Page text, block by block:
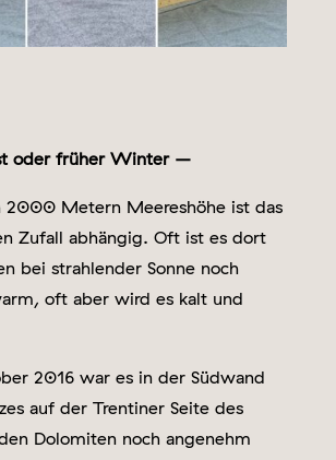
oder früher Winter –
2000 Metern Meereshöhe ist das
Zufall abhängig. Oft ist es dort
bei strahlender Sonne noch
oft aber wird es kalt und
2016 war es in der Südwand
auf der Trentiner Seite des
Dolomiten noch angenehm